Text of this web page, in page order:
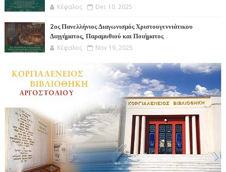
Κέφαλος Dec 10, 2025
2ος Πανελλήνιος Διαγωνισμός Χριστουγεννιάτικου
Διηγήματος, Παραμυθιού και Ποιήματος
Κέφαλος Nov 19, 2025